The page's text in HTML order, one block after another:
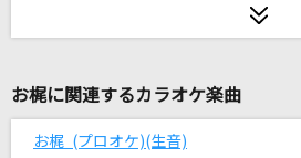
[生音]ダイヤモンド
恋の終わりの名古屋にひとり
水森かおり
お梶に関連するカラオケ楽曲
お梶 (プロオケ)(生音)